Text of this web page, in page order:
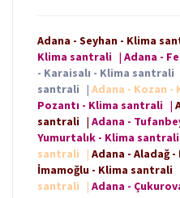
Adana - Seyhan - Klima
Klima santrali | Adana -
- Karaisalı - Klima santrali
santrali | Adana - Kozan
Pozantı - Klima santrali |
santrali | Adana -
Yumurtalık - Klima santrali
santrali | Adana - Aladağ
İmamoğlu - Klima santrali
santrali | Adana -